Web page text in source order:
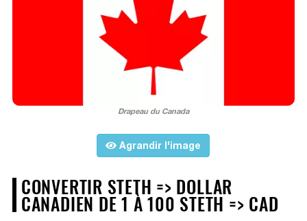
Drapeau du Canada
Agrandir l'image
CONVERTIR STETH => DOLLAR
CANADIEN DE 1 À 100 STETH => CAD